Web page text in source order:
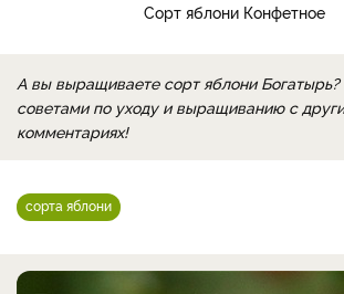
Сорт яблони Конфетное
А вы выращиваете сорт яблони Богатырь?
советами по уходу и выращиванию с
комментариях!
сорта яблони